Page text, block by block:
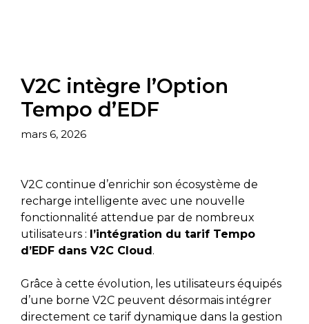
V2C intègre l’Option
Tempo d’EDF
mars 6, 2026
V2C continue d’enrichir son écosystème de
recharge intelligente avec une nouvelle
fonctionnalité attendue par de nombreux
utilisateurs : l’intégration du tarif Tempo
d’EDF dans V2C Cloud.
Grâce à cette évolution, les utilisateurs équipés
d’une borne V2C peuvent désormais intégrer
directement ce tarif dynamique dans la gestion